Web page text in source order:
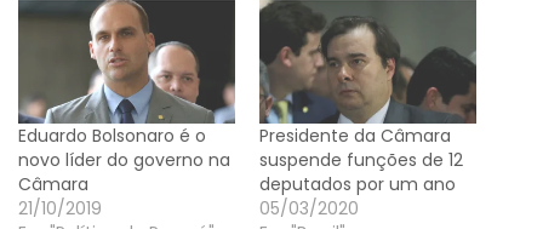
Eduardo Bolsonaro é o
novo líder do governo na
Câmara
21/10/2019
Presidente da Câmara
suspende funções de 12
deputados por um ano
05/03/2020